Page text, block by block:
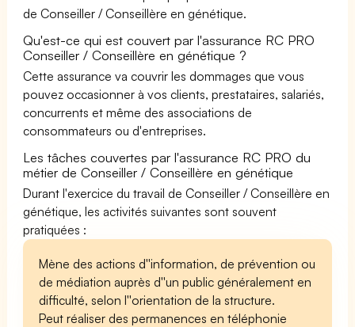
de Conseiller / Conseillère en génétique.
Qu'est-ce qui est couvert par l'assurance RC PRO
Conseiller / Conseillère en génétique ?
Cette assurance va couvrir les dommages que vous
pouvez occasionner à vos clients, prestataires, salariés,
concurrents et même des associations de
consommateurs ou d'entreprises.
Les tâches couvertes par l'assurance RC PRO du
métier de Conseiller / Conseillère en génétique
Durant l'exercice du travail de Conseiller / Conseillère en
génétique, les activités suivantes sont souvent
pratiquées :
Mène des actions d''information, de prévention ou
de médiation auprès d''un public généralement en
difficulté, selon l''orientation de la structure.
Peut réaliser des permanences en téléphonie